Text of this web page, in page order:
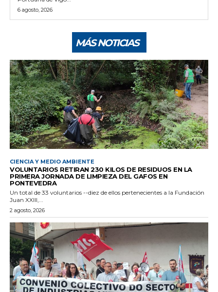
6 agosto, 2026
MÁS NOTICIAS
CIENCIA Y MEDIO AMBIENTE
VOLUNTARIOS RETIRAN 230 KILOS DE RESIDUOS EN LA
PRIMERA JORNADA DE LIMPIEZA DEL GAFOS EN
PONTEVEDRA
Un total de 33 voluntarios --diez de ellos pertenecientes a la Fundación
Juan XXIII,...
2 agosto, 2026